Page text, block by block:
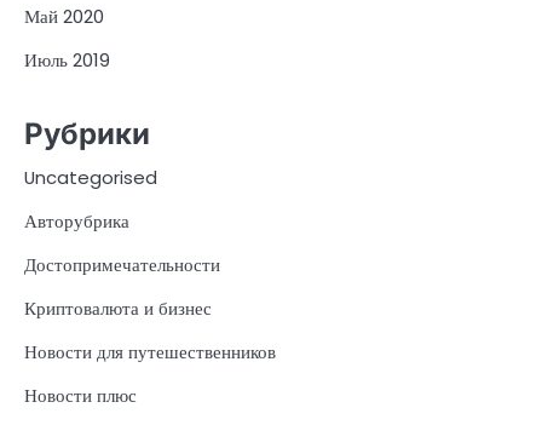
Май 2020
Июль 2019
Рубрики
Uncategorised
Авторубрика
Достопримечательности
Криптовалюта и бизнес
Новости для путешественников
Новости плюс